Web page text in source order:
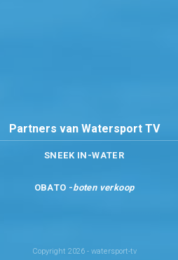
Partners van Watersport TV
SNEEK IN-WATER
OBATO -boten verkoop
Copyright 2026 - watersport-tv